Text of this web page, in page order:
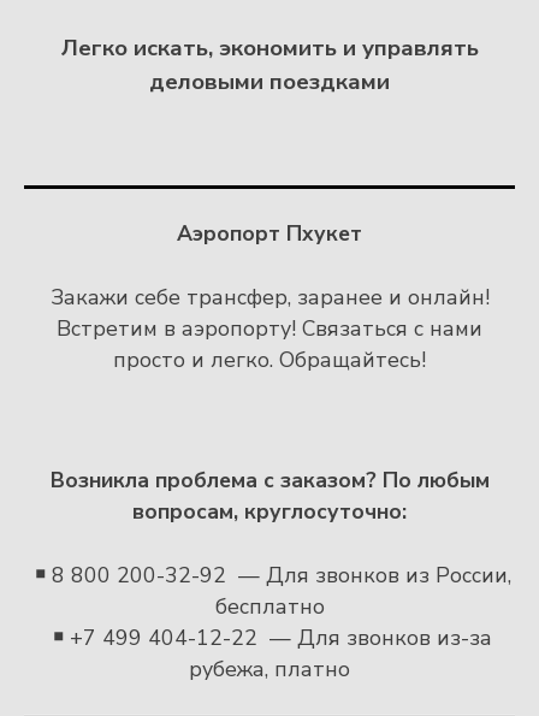
Легко искать, экономить и управлять
деловыми поездками
Аэропорт Пхукет
Закажи себе трансфер, заранее и онлайн!
Встретим в аэропорту! Связаться с нами
просто и легко. Обращайтесь!
Возникла проблема с заказом? По любым
вопросам, круглосуточно:
￭8 800 200-32-92 — Для звонков из России,
бесплатно
￭ +7 499 404-12-22 — Для звонков из-за
рубежа, платно